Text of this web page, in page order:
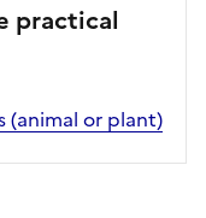
practical
(animal or plant)